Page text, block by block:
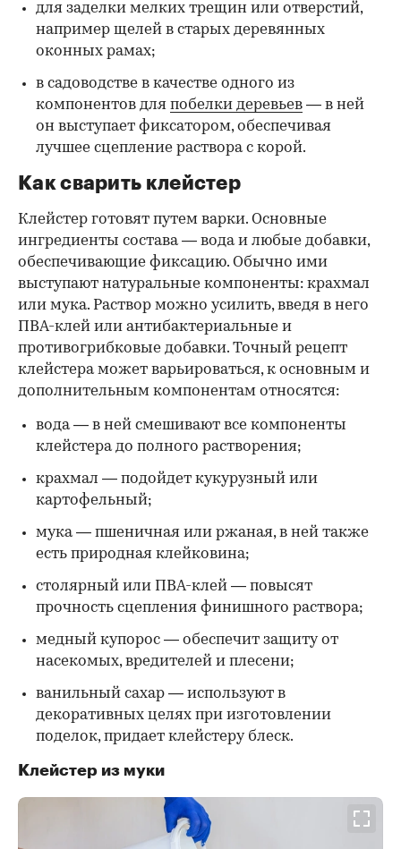
для заделки мелких трещин или отверстий,
например щелей в старых деревянных
оконных рамах;
в садоводстве в качестве одного из
компонентов для побелки деревьев — в ней
он выступает фиксатором, обеспечивая
лучшее сцепление раствора с корой.
Как сварить клейстер
Клейстер готовят путем варки. Основные
ингредиенты состава — вода и любые добавки,
обеспечивающие фиксацию. Обычно ими
выступают натуральные компоненты: крахмал
или мука. Раствор можно усилить, введя в него
ПВА-клей или антибактериальные и
противогрибковые добавки. Точный рецепт
клейстера может варьироваться, к основным и
дополнительным компонентам относятся:
вода — в ней смешивают все компоненты
клейстера до полного растворения;
крахмал — подойдет кукурузный или
картофельный;
мука — пшеничная или ржаная, в ней также
есть природная клейковина;
столярный или ПВА-клей — повысят
прочность сцепления финишного раствора;
медный купорос — обеспечит защиту от
насекомых, вредителей и плесени;
ванильный сахар — используют в
декоративных целях при изготовлении
поделок, придает клейстеру блеск.
Клейстер из муки